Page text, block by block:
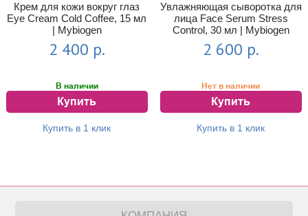
Крем для кожи вокруг глаз
Eye Cream Cold Coffee, 15 мл
| Mybiogen
2 400 р.
В наличии
Купить
Купить в 1 клик
Увлажняющая сыворотка для
лица Face Serum Stress
Control, 30 мл | Mybiogen
2 600 р.
Нет в наличии
Купить
Купить в 1 клик